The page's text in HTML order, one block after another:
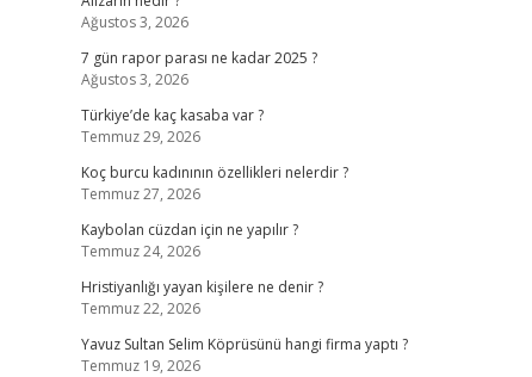
Ağustos 3, 2026
7 gün rapor parası ne kadar 2025 ?
Ağustos 3, 2026
Türkiye’de kaç kasaba var ?
Temmuz 29, 2026
Koç burcu kadınının özellikleri nelerdir ?
Temmuz 27, 2026
Kaybolan cüzdan için ne yapılır ?
Temmuz 24, 2026
Hristiyanlığı yayan kişilere ne denir ?
Temmuz 22, 2026
Yavuz Sultan Selim Köprüsünü hangi firma yaptı ?
Temmuz 19, 2026